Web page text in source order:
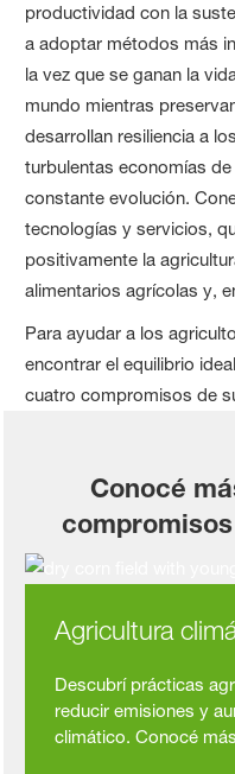
productividad con la
a adoptar métodos más
la vez que se ganan la
mundo mientras
desarrollan resiliencia a
turbulentas economías
constante evolución.
tecnologías y servicios,
positivamente la
alimentarios agrícolas y,
Para ayudar a los
encontrar el equilibrio
cuatro compromisos de
Conocé
Agricultura
Descubrí prácticas
reducir emisiones y
climático. Conocé